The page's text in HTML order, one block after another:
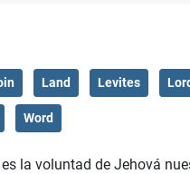
Land Levites
Word
la voluntad de Jehová